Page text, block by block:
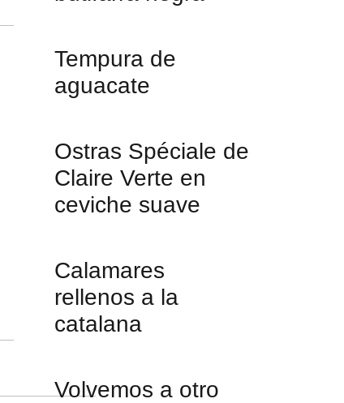
Tempura de
aguacate
Ostras Spéciale de
Claire Verte en
ceviche suave
Calamares
rellenos a la
catalana
Volvemos a otro